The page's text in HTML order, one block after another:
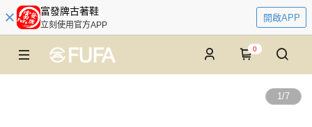
富發牌古著鞋
立刻使用官方APP
開啟APP
0
1/7